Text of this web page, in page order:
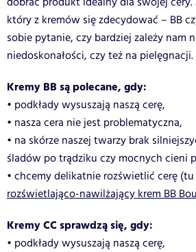
który z kremów się zdecydować – BB
sobie pytanie, czy bardziej zależy nam
niedoskonałości, czy też na pielęgnacji.
Kremy BB są polecane, gdy:
• podkłady wysuszają naszą cerę,
• nasza cera nie jest problematyczna,
• na skórze naszej twarzy brak
śladów po trądziku czy mocnych cieni
• chcemy delikatnie rozświetlić cerę
rozświetlająco-nawilżający krem BB
Kremy CC sprawdzą się, gdy:
• podkłady wysuszają naszą cerę,